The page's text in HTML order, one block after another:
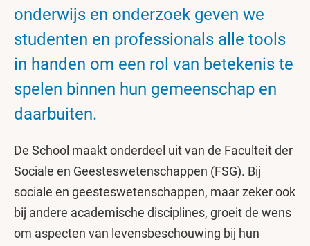
onderwijs en onderzoek geven we
studenten en professionals alle tools
in handen om een rol van betekenis te
spelen binnen hun gemeenschap en
daarbuiten.
De School maakt onderdeel uit van de Faculteit der
Sociale en Geesteswetenschappen (FSG). Bij
sociale en geesteswetenschappen, maar zeker ook
bij andere academische disciplines, groeit de wens
om aspecten van levensbeschouwing bij hun